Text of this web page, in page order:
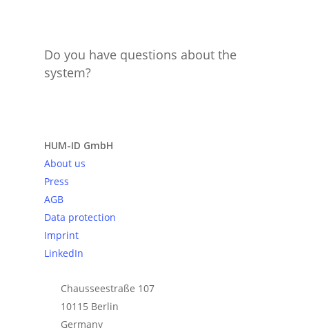
Do you have questions about the
system?
HUM-ID GmbH
About us
Press
AGB
Data protection
Imprint
LinkedIn
Chausseestraße 107
10115 Berlin
Germany